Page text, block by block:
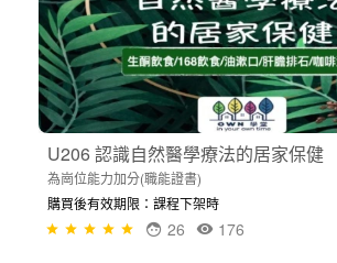
U206 認識自然醫學療法的居家保健
為崗位能力加分(職能證書)
購買後有效期限：課程下架時
176
26